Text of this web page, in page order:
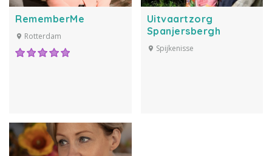
RememberMe
Rotterdam
Uitvaartzorg
Spanjersbergh
Spijkenisse